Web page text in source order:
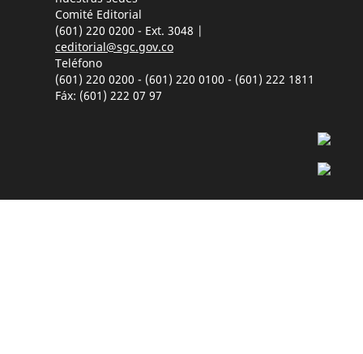
Comité Editorial
(601) 220 0200 - Ext. 3048 |
ceditorial@sgc.gov.co
Teléfono
(601) 220 0200 - (601) 220 0100 - (601) 222 1811
Fáx: (601) 222 07 97